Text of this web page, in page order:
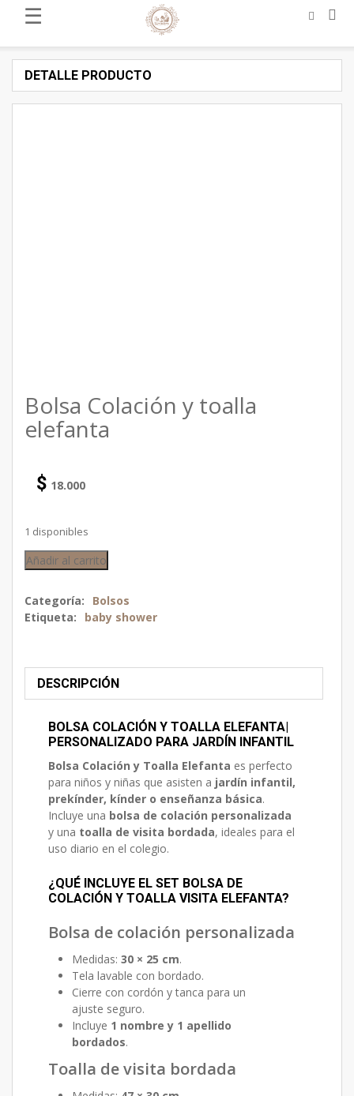
☰
DETALLE PRODUCTO
Bolsa Colación y toalla
elefanta
$ 18.000
1 disponibles
Añadir al carrito
Categoría:
Bolsos
Etiqueta:
baby shower
DESCRIPCIÓN
BOLSA COLACIÓN Y TOALLA ELEFANTA|
PERSONALIZADO PARA JARDÍN INFANTIL
Bolsa Colación y Toalla Elefanta es perfecto
para niños y niñas que asisten a jardín infantil,
prekínder, kínder o enseñanza básica.
Incluye una bolsa de colación personalizada
y una toalla de visita bordada, ideales para el
uso diario en el colegio.
¿QUÉ INCLUYE EL SET BOLSA DE
COLACIÓN Y TOALLA VISITA ELEFANTA?
Bolsa de colación personalizada
Medidas: 30 × 25 cm.
Tela lavable con bordado.
Cierre con cordón y tanca para un
ajuste seguro.
Incluye 1 nombre y 1 apellido
bordados.
Toalla de visita bordada